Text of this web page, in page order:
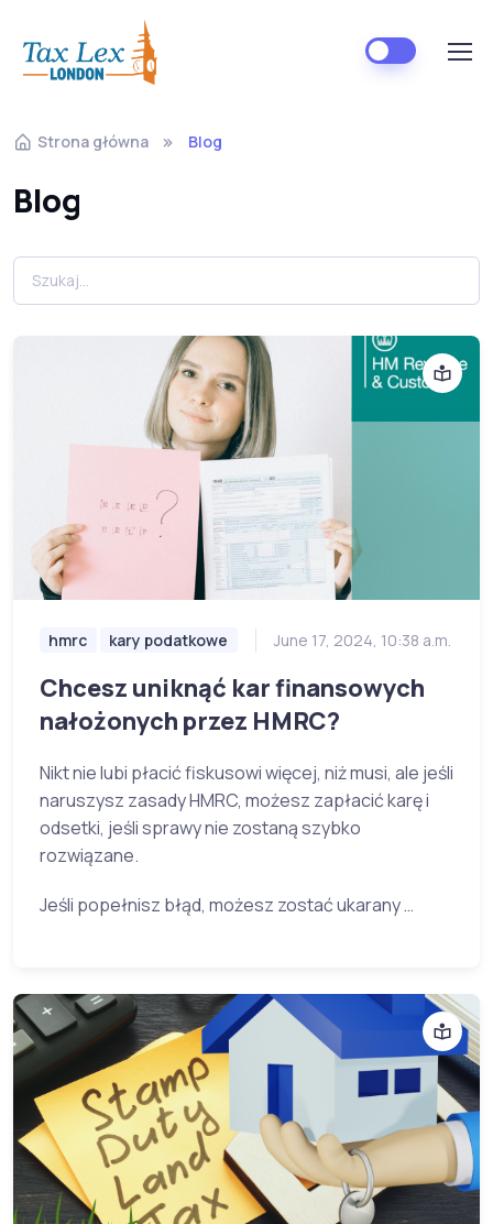
Strona główna Blog
Blog
hmrc kary podatkowe June 17, 2024, 10:38 a.m.
Chcesz uniknąć kar finansowych
nałożonych przez HMRC?
Nikt nie lubi płacić fiskusowi więcej, niż musi, ale jeśli
naruszysz zasady HMRC, możesz zapłacić karę i
odsetki, jeśli sprawy nie zostaną szybko
rozwiązane.
Jeśli popełnisz błąd, możesz zostać ukarany …